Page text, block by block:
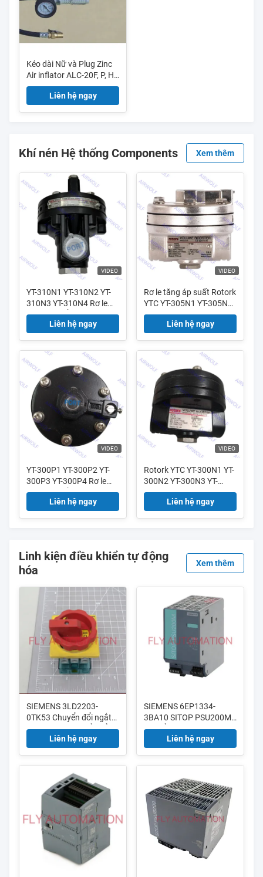
Kéo dài Nữ và Plug Zinc
Air inflator ALC-20F, P, H,
AC-20F, P, H, TG-001, TG-
002, ACH-02H
Liên hệ ngay
Khí nén Hệ thống Components Xem thêm
VIDEO
YT-310N1 YT-310N2 YT-
310N3 YT-310N4 Rơ le
tăng áp thể tích bằng
nhôm Rotork YTC
Liên hệ ngay
VIDEO
Rơ le tăng áp suất Rotork
YTC YT-305N1 YT-305N2
YT-305N3 YT-305N4 bằng
thép không gỉ 316
Liên hệ ngay
VIDEO
YT-300P1 YT-300P2 YT-
300P3 YT-300P4 Rơ le
tăng áp thể tích bằng
nhôm Rotork YTC
Liên hệ ngay
VIDEO
Rotork YTC YT-300N1 YT-
300N2 YT-300N3 YT-
300N4 Aluminium
Volume Booster Relays
Liên hệ ngay
Linh kiện điều khiển tự động
hóa
Xem thêm
SIEMENS 3LD2203-
0TK53 Chuyển đổi ngắt
kết nối 3LD Chuyển đổi
ngắt khẩn cấp 3-polar 32
A
Liên hệ ngay
SIEMENS 6EP1334-
3BA10 SITOP PSU200M
Điện ổn định đầu vào
120/230-500 V AC đầu ra
24 V DC / 10 A
Liên hệ ngay